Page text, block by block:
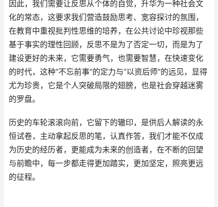
因此，我们需要让反思从个体的自觉，升华为一种社会文
化的常态，这要求我们营造鼓励思考、宽容探讨的氛围，
在教育中重视批判性思维的培养，在公共讨论中珍视那些
基于事实的理性回顾，反思不是为了否定一切，而是为了
建设更好的未来，它需要勇气，也需要智慧，在快速变化
的时代，这种“不忘前事”的定力与“以资后师”的远见，显得
尤为珍贵，它是个人突破局限的翅膀，也是社会穿越迷雾
的罗盘。
历史的车轮滚滚向前，它留下的辙印，是供后人解读的永
恒试卷，主动拿起反思的笔，认真作答，我们才能不仅成
为历史的经历者，更能成为未来的创造者，在不断的回望
与前瞻中，每一步都走得更加踏实，更加坚定，照亮更远
的征程。